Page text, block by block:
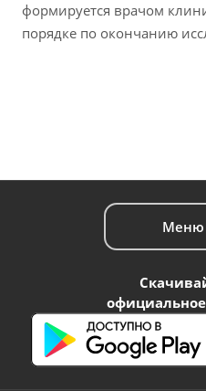
формируется врачом
порядке по окончанию
Меню